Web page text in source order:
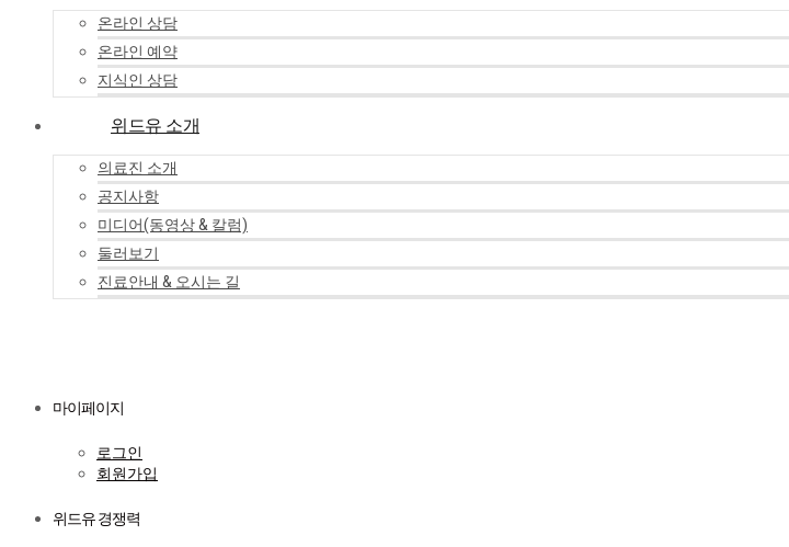
온라인 상담
온라인 예약
지식인 상담
위드유 소개
의료진 소개
공지사항
미디어(동영상 & 칼럼)
둘러보기
진료안내 & 오시는 길
마이페이지
로그인
회원가입
위드유 경쟁력